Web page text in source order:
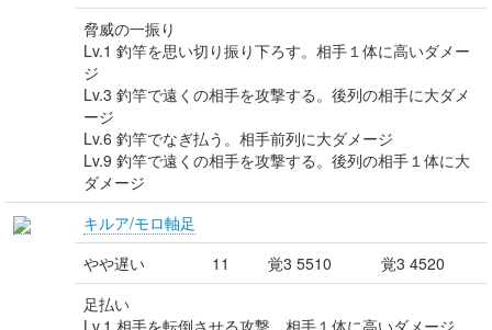
脅威の一振り
Lv.1 釣竿を思い切り振り下ろす。相手１体に高いダメー
ジ
Lv.3 釣竿で遠くの相手を攻撃する。後列の相手に大ダメ
ージ
Lv.6 釣竿でなぎ払う。相手前列に大ダメージ
Lv.9 釣竿で遠くの相手を攻撃する。後列の相手１体に大
ダメージ
キルア/モロ軸足
やや遅い
11 覚3 5510
覚3 4520
足払い
Lv.1 相手を転倒させる攻撃。相手１体に高いダメージ